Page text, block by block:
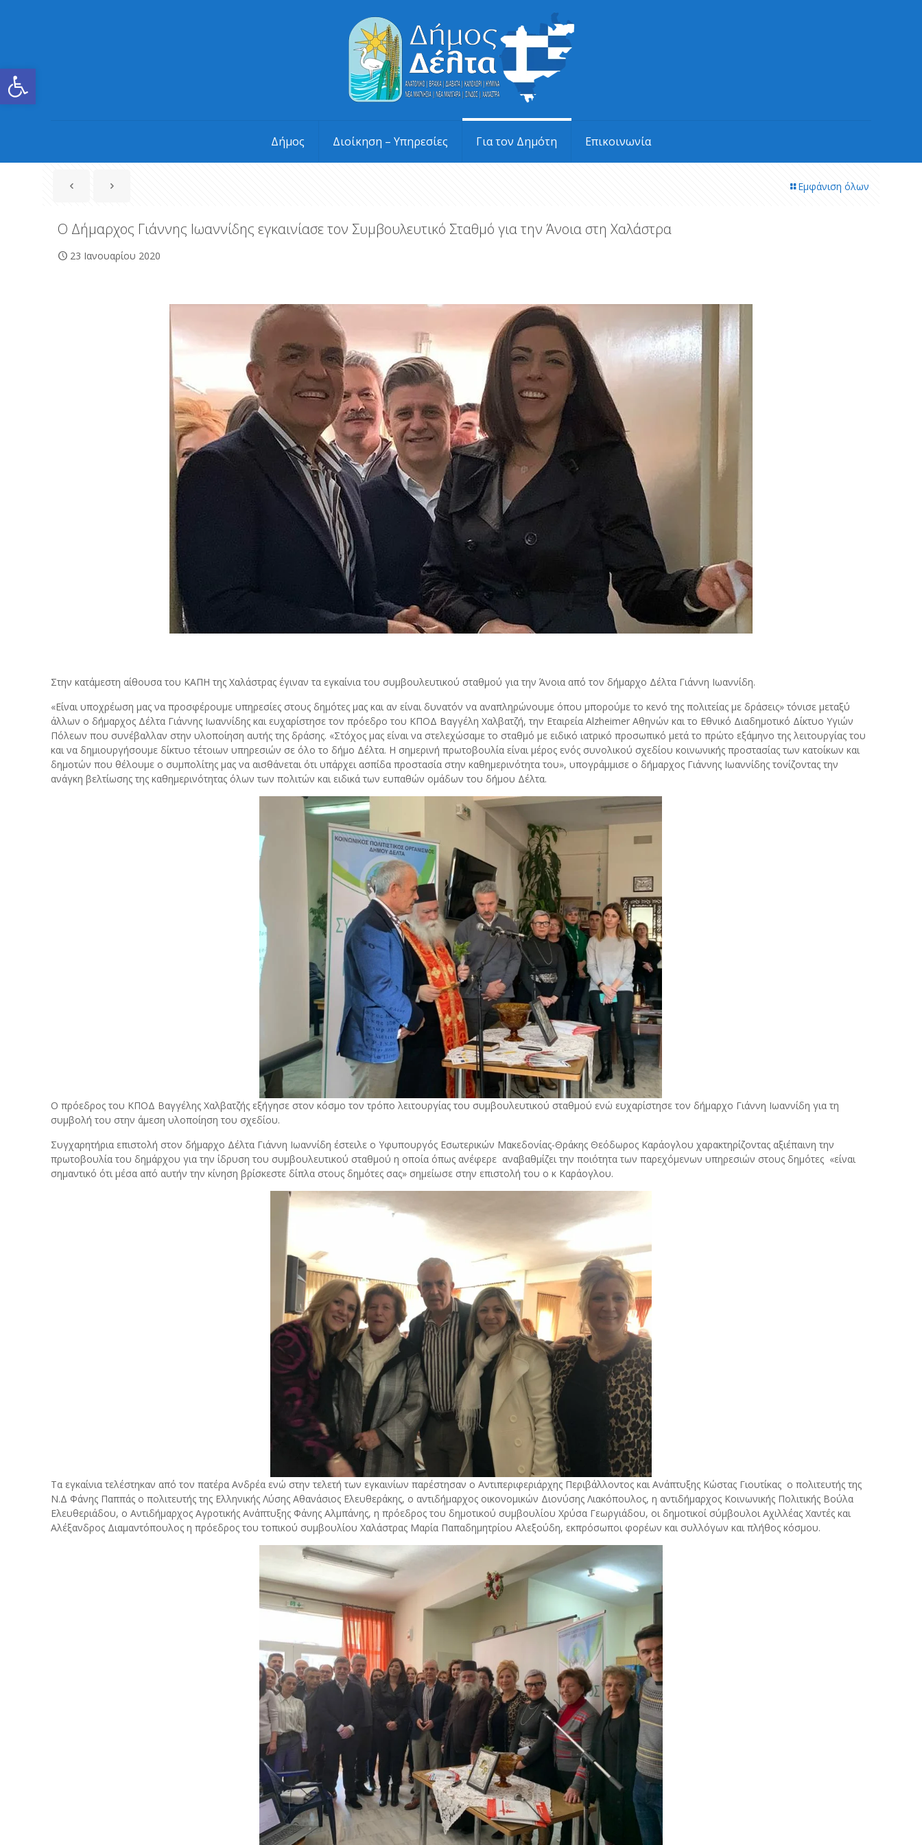
Ανοίξτε τη γραμμή εργαλείων
Δήμος Διοίκηση – Υπηρεσίες Για τον Δημότη Επικοινωνία
Εμφάνιση όλων
Ο Δήμαρχος Γιάννης Ιωαννίδης εγκαινίασε τον Συμβουλευτικό Σταθμό για την Άνοια στη Χαλάστρα
23 Ιανουαρίου 2020
Στην κατάμεστη αίθουσα του ΚΑΠΗ της Χαλάστρας έγιναν τα εγκαίνια του συμβουλευτικού σταθμού για την Άνοια από τον δήμαρχο Δέλτα Γιάννη Ιωαννίδη.
«Είναι υποχρέωση μας να προσφέρουμε υπηρεσίες στους δημότες μας και αν είναι δυνατόν να αναπληρώνουμε όπου μπορούμε το κενό της πολιτείας με δράσεις» τόνισε μεταξύ
άλλων ο δήμαρχος Δέλτα Γιάννης Ιωαννίδης και ευχαρίστησε τον πρόεδρο του ΚΠΟΔ Βαγγέλη Χαλβατζή, την Εταιρεία Alzheimer Αθηνών και το Εθνικό Διαδημοτικό Δίκτυο Υγιών
Πόλεων που συνέβαλλαν στην υλοποίηση αυτής της δράσης. «Στόχος μας είναι να στελεχώσαμε το σταθμό με ειδικό ιατρικό προσωπικό μετά το πρώτο εξάμηνο της λειτουργίας του
και να δημιουργήσουμε δίκτυο τέτοιων υπηρεσιών σε όλο το δήμο Δέλτα. Η σημερινή πρωτοβουλία είναι μέρος ενός συνολικού σχεδίου κοινωνικής προστασίας των κατοίκων και
δημοτών που θέλουμε ο συμπολίτης μας να αισθάνεται ότι υπάρχει ασπίδα προστασία στην καθημερινότητα του», υπογράμμισε ο δήμαρχος Γιάννης Ιωαννίδης τονίζοντας την
ανάγκη βελτίωσης της καθημερινότητας όλων των πολιτών και ειδικά των ευπαθών ομάδων του δήμου Δέλτα.
Ο πρόεδρος του ΚΠΟΔ Βαγγέλης Χαλβατζής εξήγησε στον κόσμο τον τρόπο λειτουργίας του συμβουλευτικού σταθμού ενώ ευχαρίστησε τον δήμαρχο Γιάννη Ιωαννίδη για τη
συμβολή του στην άμεση υλοποίηση του σχεδίου.
Συγχαρητήρια επιστολή στον δήμαρχο Δέλτα Γιάννη Ιωαννίδη έστειλε ο Υφυπουργός Εσωτερικών Μακεδονίας-Θράκης Θεόδωρος Καράογλου χαρακτηρίζοντας αξιέπαινη την
πρωτοβουλία του δημάρχου για την ίδρυση του συμβουλευτικού σταθμού η οποία όπως ανέφερε αναβαθμίζει την ποιότητα των παρεχόμενων υπηρεσιών στους δημότες «είναι
σημαντικό ότι μέσα από αυτήν την κίνηση βρίσκεστε δίπλα στους δημότες σας» σημείωσε στην επιστολή του ο κ Καράογλου.
Τα εγκαίνια τελέστηκαν από τον πατέρα Ανδρέα ενώ στην τελετή των εγκαινίων παρέστησαν ο Αντιπεριφεριάρχης Περιβάλλοντος και Ανάπτυξης Κώστας Γιουτίκας ο πολιτευτής της
Ν.Δ Φάνης Παππάς ο πολιτευτής της Ελληνικής Λύσης Αθανάσιος Ελευθεράκης, ο αντιδήμαρχος οικονομικών Διονύσης Λιακόπουλος, η αντιδήμαρχος Κοινωνικής Πολιτικής Βούλα
Ελευθεριάδου, ο Αντιδήμαρχος Αγροτικής Ανάπτυξης Φάνης Αλμπάνης, η πρόεδρος του δημοτικού συμβουλίου Χρύσα Γεωργιάδου, οι δημοτικοί σύμβουλοι Αχιλλέας Χαντές και
Αλέξανδρος Διαμαντόπουλος η πρόεδρος του τοπικού συμβουλίου Χαλάστρας Μαρία Παπαδημητρίου Αλεξούδη, εκπρόσωποι φορέων και συλλόγων και πλήθος κόσμου.